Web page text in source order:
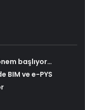
başlıyor…
BIM ve e-PYS